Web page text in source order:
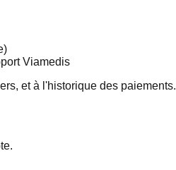
Viamedis
et à l'historique des paiements.